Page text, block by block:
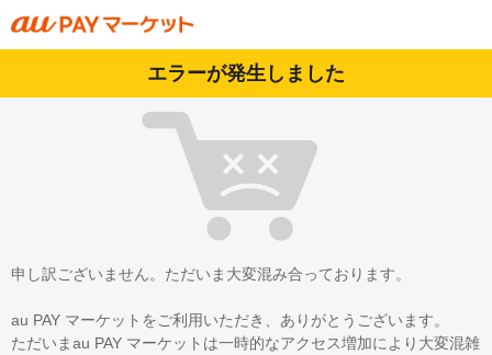
エラーが発生しました
申し訳ございません。ただいま大変混み合っております。
au PAY マーケットをご利用いただき、ありがとうございます。
ただいまau PAY マーケットは一時的なアクセス増加により大変混雑